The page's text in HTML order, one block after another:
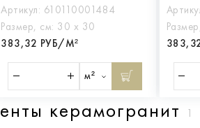
Артикул: 610110001484
Размер, см: 30 х 30
383,32 РУБ/М²
м²
керамогранит 1